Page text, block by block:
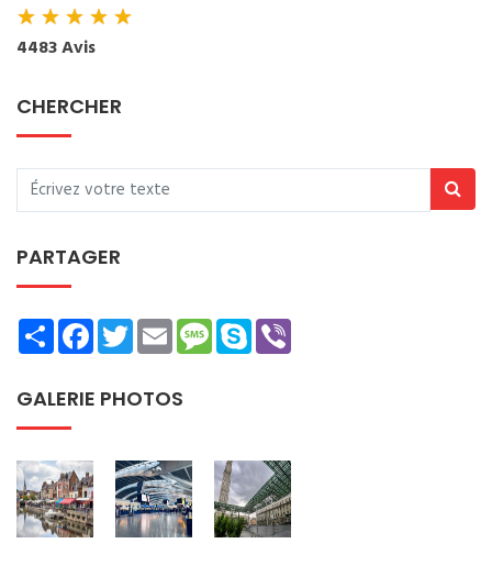
★★★★★
4483 Avis
CHERCHER
PARTAGER
ShareFacebookTwitterEmailMessage
Skype
GALERIE PHOTOS